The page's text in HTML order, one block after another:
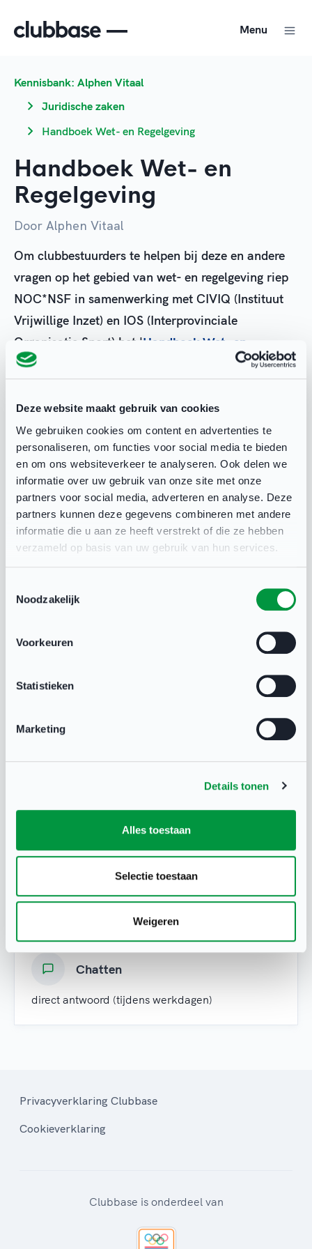
Deze website maakt gebruik van cookies
We gebruiken cookies om content en advertenties te
personaliseren, om functies voor social media te bieden
en om ons websiteverkeer te analyseren. Ook delen we
informatie over uw gebruik van onze site met onze
partners voor social media, adverteren en analyse. Deze
partners kunnen deze gegevens combineren met andere
informatie die u aan ze heeft verstrekt of die ze hebben
verzameld op basis van uw gebruik van hun services.
Noodzakelijk
Voorkeuren
Statistieken
Marketing
Details tonen
Alles toestaan
Selectie toestaan
Weigeren
Menu
Kennisbank: Alphen Vitaal
Juridische zaken
Handboek Wet- en Regelgeving
Handboek Wet- en
Regelgeving
Door Alphen Vitaal
Om clubbestuurders te helpen bij deze en andere
vragen op het gebied van wet- en regelgeving riep
NOC*NSF in samenwerking met CIVIQ (Instituut
Vrijwillige Inzet) en IOS (Interprovinciale
Organisatie Sport) het 'Handboek Wet- en
regelgeving
Deel deze pagina
binnen één werkdag antwoord
Chatten
direct antwoord (tijdens werkdagen)
Privacyverklaring Clubbase
Cookieverklaring
Clubbase is onderdeel van